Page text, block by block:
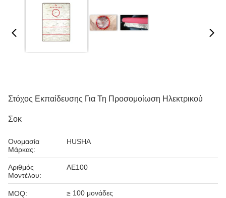
Στόχος Εκπαίδευσης Για Τη Προσομοίωση Ηλεκτρικού
Σοκ
Ονομασία
Μάρκας:
HUSHA
Αριθμός
Μοντέλου:
ΑΕ100
MOQ: ≥ 100 μονάδες